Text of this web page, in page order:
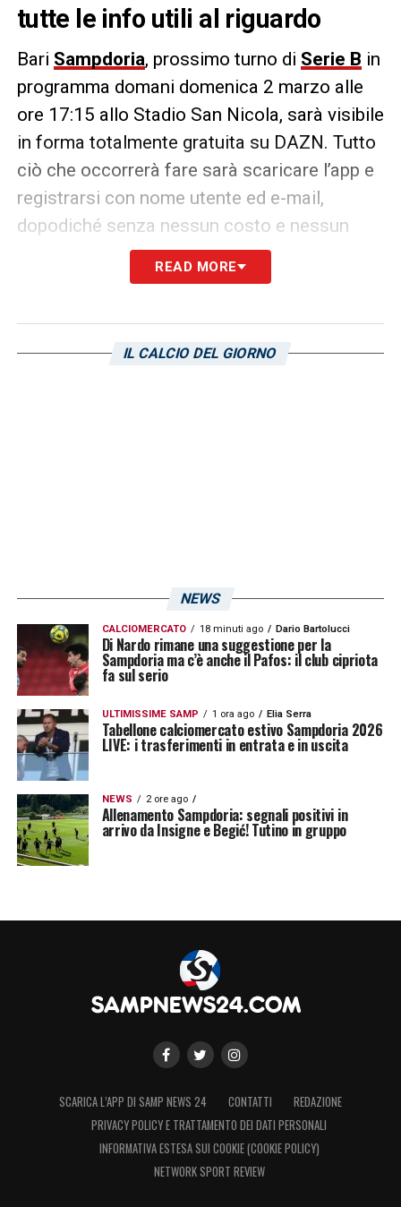
tutte le info utili al riguardo
Bari Sampdoria, prossimo turno di Serie B in
programma domani domenica 2 marzo alle
ore 17:15 allo Stadio San Nicola, sarà visibile
in forma totalmente gratuita su DAZN. Tutto
ciò che occorrerà fare sarà scaricare l’app e
registrarsi con nome utente ed e-mail,
dopodiché senza nessun costo e nessun
abbonamento, il match tra galletti e
blucerchiati potrà essere fruito in maniera
LA PLAYLIST DELLE NOSTRE TOP NEWS
READ MORE
IL CALCIO DEL GIORNO
NEWS
CALCIOMERCATO 18 minuti ago Dario Bartolucci
Di Nardo rimane una suggestione per la
Sampdoria ma c’è anche il Pafos: il club cipriota
fa sul serio
ULTIMISSIME SAMP 1 ora ago Elia Serra
Tabellone calciomercato estivo Sampdoria 2026
LIVE: i trasferimenti in entrata e in uscita
NEWS 2 ore ago
Allenamento Sampdoria: segnali positivi in
arrivo da Insigne e Begić! Tutino in gruppo
SCARICA L’APP DI SAMP NEWS 24 CONTATTI
REDAZIONE
PRIVACY POLICY E TRATTAMENTO DEI DATI PERSONALI
INFORMATIVA ESTESA SUI COOKIE (COOKIE POLICY)
NETWORK SPORT REVIEW